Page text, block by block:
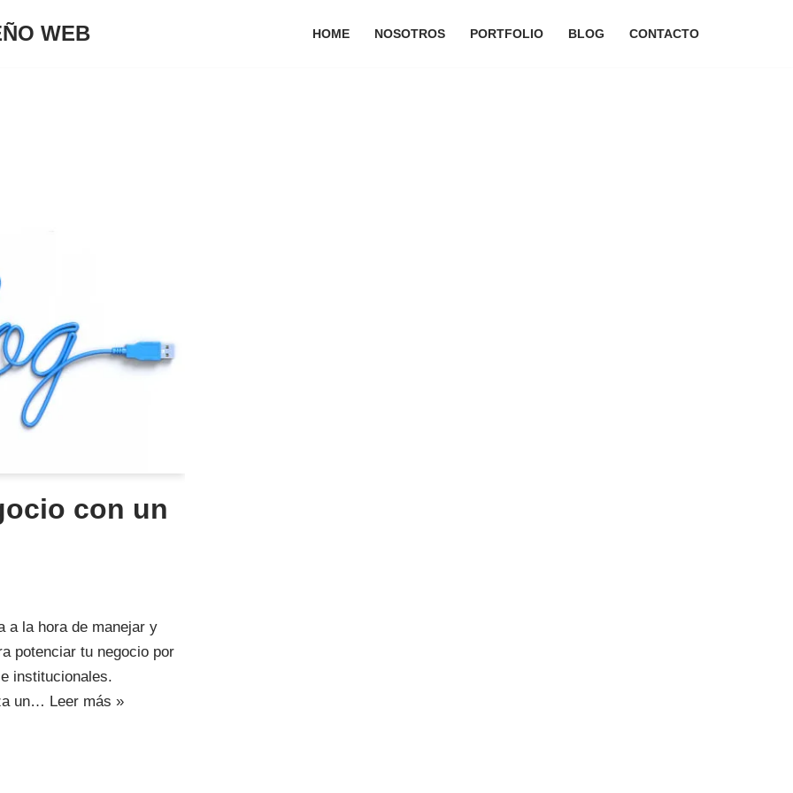
WEB HOME NOSOTROS PORTFOLIO BLOG CONTACTO
con un
a la hora de manejar y
potenciar tu negocio por
institucionales.
un… Leer más »